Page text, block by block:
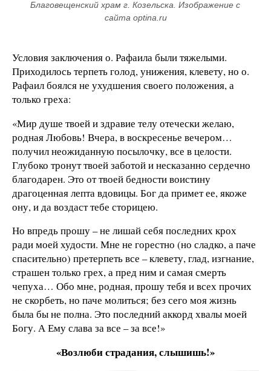
Благовещенский храм г. Козельска. Изображение с
сайта optina.ru
Условия заключения о. Рафаила были тяжелыми.
Приходилось терпеть голод, унижения, клевету, но о.
Рафаил боялся не ухудшения своего положения, а
только греха:
«Мир душе твоей и здравие телу отечески желаю,
родная Любовь! Вчера, в воскресенье вечером…
получил неожиданную посылочку, все в целости.
Глубоко тронут твоей заботой и несказанно сердечно
благодарен. Это от твоей бедности воистину
драгоценная лепта вдовицы. Бог да примет ее, якоже
ону, и да воздаст тебе сторицею.
Но впредь прошу – не лишай себя последних крох
ради моей худости. Мне не горестно (но сладко, а паче
спасительно) претерпеть все – клевету, глад, изгнание,
страшен только грех, а пред ним и самая смерть
чепуха… Обо мне, родная, прошу тебя и всех прочих
не скорбеть, но паче молиться; без сего моя жизнь
была бы не полна. Это последний аккорд хвалы моей
Богу. А Ему слава за все – за все!»
«Возлюби страдания, слышишь!»